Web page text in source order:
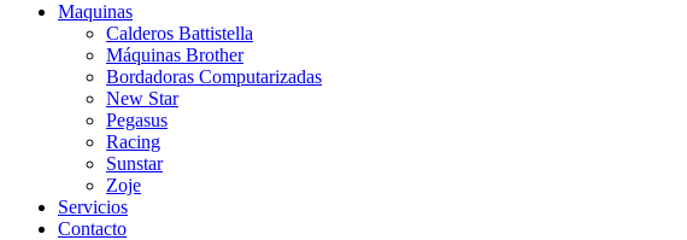
Maquinas
Calderos Battistella
Máquinas Brother
Bordadoras Computarizadas
New Star
Pegasus
Racing
Sunstar
Zoje
Servicios
Contacto